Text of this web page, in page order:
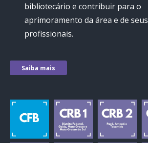
bibliotecário e contribuir para o
aprimoramento da área e de seus
profissionais.
Saiba mais